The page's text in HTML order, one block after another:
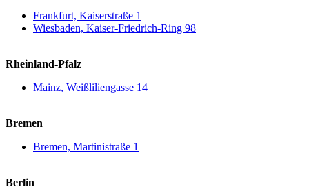
Frankfurt, Kaiserstraße 1
Wiesbaden, Kaiser-Friedrich-Ring 98
Rheinland-Pfalz
Mainz, Weißliliengasse 14
Bremen
Bremen, Martinistraße 1
Berlin